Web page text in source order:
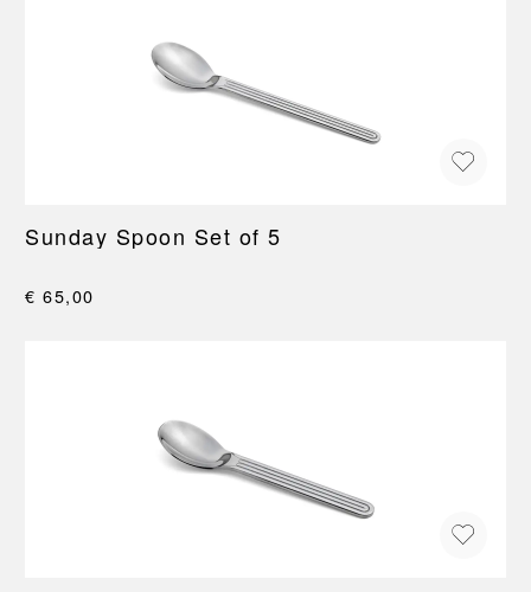
Sunday Spoon Set of 5
€ 65,00